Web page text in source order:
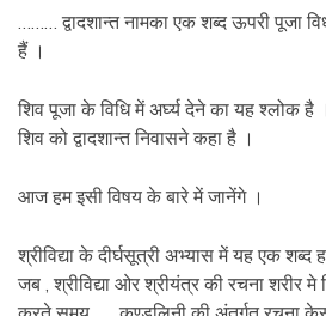
……… द्वादशान्त नामका एक शब्द ऊपरी पूजा
हैं ।
शिव पूजा के विधि में अर्घ्य देने का यह श्लोक है ।
शिव को द्वादशान्त निवासने कहा है ।
आज हम इसी विषय के बारे में जानेंगे ।
श्रीविद्या के दीर्घसूत्री अभ्यास में यह एक शब्द
जब , श्रीविद्या ओर श्रीयंत्र की रचना शरीर